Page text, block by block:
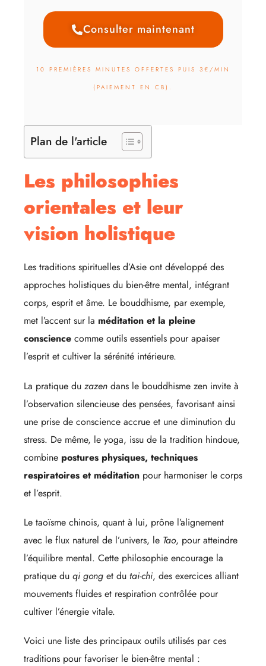
Consulter maintenant
10 PREMIÈRES MINUTES OFFERTES PUIS 3€/MIN
(PAIEMENT EN CB).
Plan de l'article
Les philosophies
orientales et leur
vision holistique
Les traditions spirituelles d’Asie ont développé des
approches holistiques du bien-être mental, intégrant
corps, esprit et âme. Le bouddhisme, par exemple,
met l’accent sur la méditation et la pleine
conscience comme outils essentiels pour apaiser
l’esprit et cultiver la sérénité intérieure.
La pratique du zazen dans le bouddhisme zen invite à
l’observation silencieuse des pensées, favorisant ainsi
une prise de conscience accrue et une diminution du
stress. De même, le yoga, issu de la tradition hindoue,
combine postures physiques, techniques
respiratoires et méditation pour harmoniser le corps
et l’esprit.
Le taoïsme chinois, quant à lui, prône l’alignement
avec le flux naturel de l’univers, le Tao, pour atteindre
l’équilibre mental. Cette philosophie encourage la
pratique du qi gong et du tai-chi, des exercices alliant
mouvements fluides et respiration contrôlée pour
cultiver l’énergie vitale.
Voici une liste des principaux outils utilisés par ces
traditions pour favoriser le bien-être mental :